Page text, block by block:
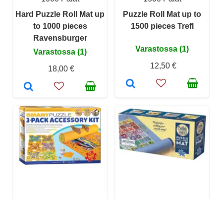
Hard Puzzle Roll Mat up
to 1000 pieces
Ravensburger
Varastossa (1)
18,00 €
Puzzle Roll Mat up to
1500 pieces Trefl
Varastossa (1)
12,50 €